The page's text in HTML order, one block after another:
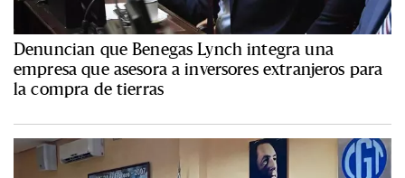
Denuncian que Benegas Lynch integra una
empresa que asesora a inversores extranjeros para
la compra de tierras